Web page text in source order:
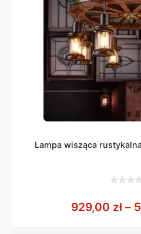
Lampa wisząca
5
929,00 zł –